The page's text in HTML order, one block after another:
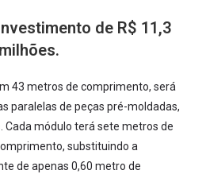
de R$ 11,3
milhões.
43 metros de comprimento, será
paralelas de peças pré-moldadas,
Cada módulo terá sete metros de
substituindo a
de apenas 0,60 metro de